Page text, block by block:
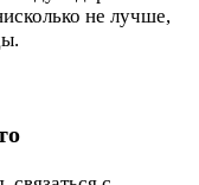
не лучше,